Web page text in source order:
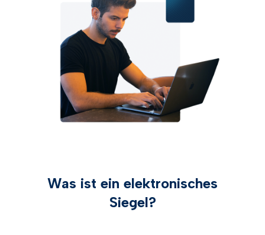
Was ist ein elektronisches
Siegel?